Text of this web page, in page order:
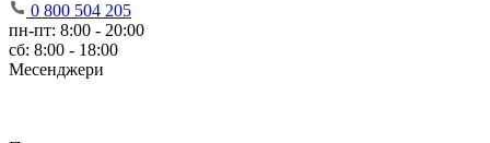
0 800 504 205
пн-пт: 8:00 - 20:00
сб: 8:00 - 18:00
Месенджери